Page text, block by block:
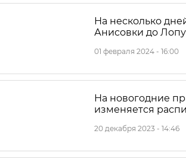
На несколько
Анисовки до
01 февраля 2024 - 16:00
На новогодние
изменяется
20 декабря 2023 - 14:46